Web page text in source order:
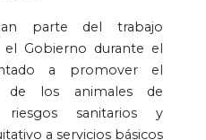
parte del trabajo
Gobierno durante el
a promover el
de los animales de
riesgos sanitarios y
a servicios básicos